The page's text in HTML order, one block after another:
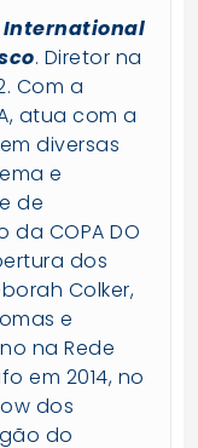
. Diretor na
Com a
atua com a
diversas
e
de
COPA DO
dos
Colker,
e
na Rede
em 2014, no
dos
do